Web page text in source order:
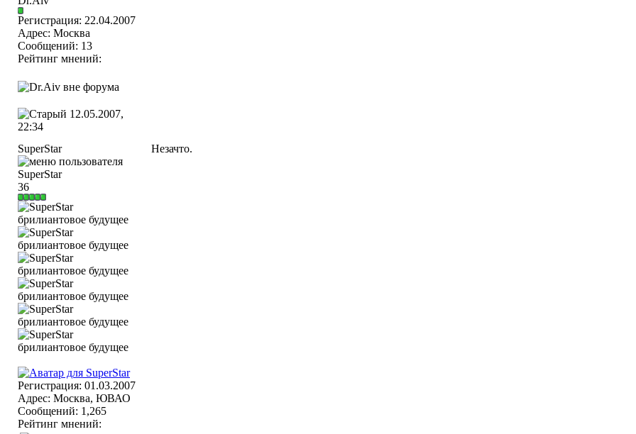
Регистрация: 22.04.2007
Адрес: Москва
Сообщений: 13
Рейтинг мнений:
12.05.2007,
22:34
SuperStar
36
Регистрация: 01.03.2007
Адрес: Москва, ЮВАО
Сообщений: 1,265
Рейтинг мнений:
Незачто.